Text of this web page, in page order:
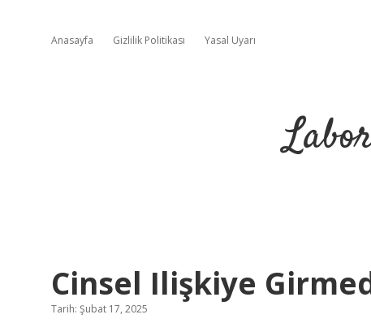
Anasayfa Gizlilik Politikası Yasal Uyarı
Cinsel Ilişkiye
Tarih: Şubat 17, 2025